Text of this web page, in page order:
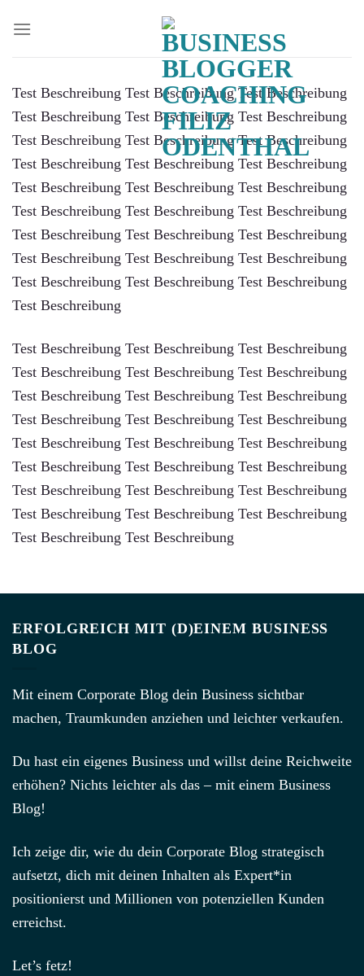
Inhalt
Test Beschreibung Test Beschreibung Test Beschreibung
Test Beschreibung Test Beschreibung Test Beschreibung
Test Beschreibung Test Beschreibung Test Beschreibung
Test Beschreibung Test Beschreibung Test Beschreibung
Test Beschreibung Test Beschreibung Test Beschreibung
Test Beschreibung Test Beschreibung Test Beschreibung
Test Beschreibung Test Beschreibung Test Beschreibung
Test Beschreibung Test Beschreibung Test Beschreibung
Test Beschreibung Test Beschreibung Test Beschreibung
Test Beschreibung
Test Beschreibung Test Beschreibung Test Beschreibung
Test Beschreibung Test Beschreibung Test Beschreibung
Test Beschreibung Test Beschreibung Test Beschreibung
Test Beschreibung Test Beschreibung Test Beschreibung
Test Beschreibung Test Beschreibung Test Beschreibung
Test Beschreibung Test Beschreibung Test Beschreibung
Test Beschreibung Test Beschreibung Test Beschreibung
Test Beschreibung Test Beschreibung Test Beschreibung
Test Beschreibung Test Beschreibung
ERFOLGREICH MIT (D)EINEM BUSINESS
BLOG
Mit einem Corporate Blog dein Business sichtbar
machen, Traumkunden anziehen und leichter verkaufen.
Du hast ein eigenes Business und willst deine Reichweite
erhöhen? Nichts leichter als das – mit einem Business
Blog!
Ich zeige dir, wie du dein Corporate Blog strategisch
aufsetzt, dich mit deinen Inhalten als Expert*in
positionierst und Millionen von potenziellen Kunden
erreichst.
Let’s fetz!